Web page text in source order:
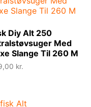
Diy Alt 250
Med
Slange Til 260 M
kr.